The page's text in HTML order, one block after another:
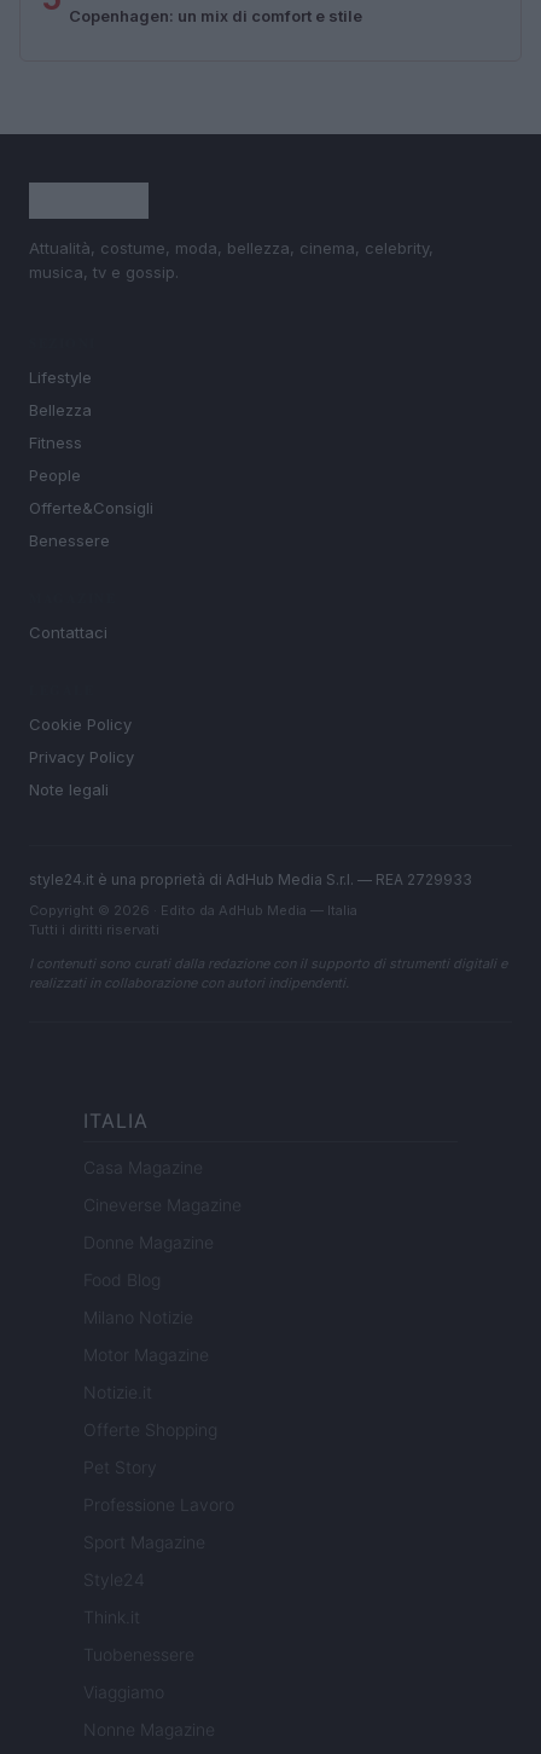
Copenhagen: un mix di comfort e stile
Attualità, costume, moda, bellezza, cinema, celebrity,
musica, tv e gossip.
Lifestyle
Bellezza
Fitness
People
Offerte&Consigli
Benessere
Contattaci
Cookie Policy
Privacy Policy
Note legali
style24.it è una proprietà di AdHub Media S.r.l. — REA 2729933
Copyright © 2026 · Edito da AdHub Media — Italia
Tutti i diritti riservati
I contenuti sono curati dalla redazione con il supporto di strumenti digitali e
realizzati in collaborazione con autori indipendenti.
ITALIA
Casa Magazine
Cineverse Magazine
Donne Magazine
Food Blog
Milano Notizie
Motor Magazine
Notizie.it
Offerte Shopping
Pet Story
Professione Lavoro
Sport Magazine
Style24
Think.it
Tuobenessere
Viaggiamo
Nonne Magazine